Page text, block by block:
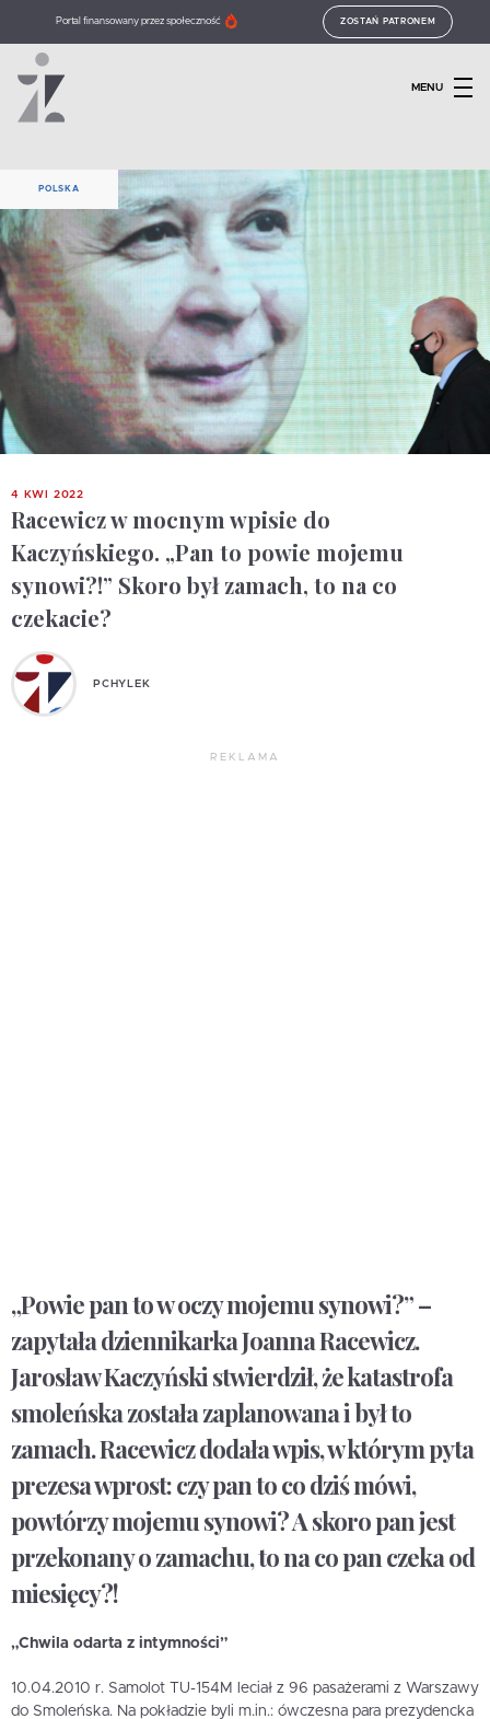
Portal finansowany przez społeczność ZOSTAŃ PATRONEM
MENU
POLSKA
4 KWI 2022
Racewicz w mocnym wpisie do
Kaczyńskiego. „Pan to powie mojemu
synowi?!” Skoro był zamach, to na co
czekacie?
PCHYLEK
REKLAMA
„Powie pan to w oczy mojemu synowi?” –
zapytała dziennikarka Joanna Racewicz.
Jarosław Kaczyński stwierdził, że katastrofa
smoleńska została zaplanowana i był to
zamach. Racewicz dodała wpis, w którym pyta
prezesa wprost: czy pan to co dziś mówi,
powtórzy mojemu synowi? A skoro pan jest
przekonany o zamachu, to na co pan czeka od
miesięcy?!
„Chwila odarta z intymności”
10.04.2010 r. Samolot TU-154M leciał z 96 pasażerami z Warszawy
do Smoleńska. Na pokładzie byli m.in.: ówczesna para prezydencka